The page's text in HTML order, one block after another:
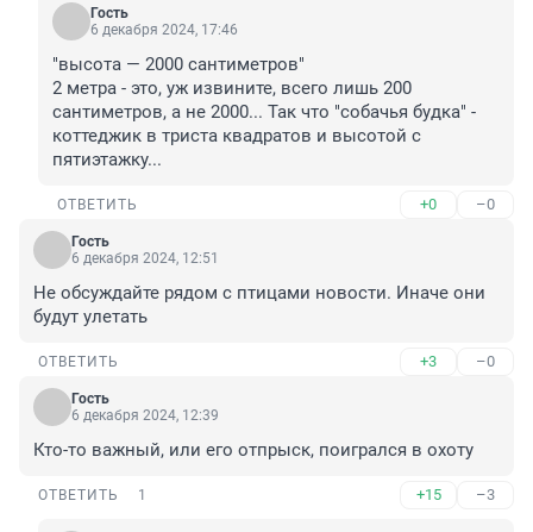
Гость
6 декабря 2024, 17:46
"высота — 2000 сантиметров"
2 метра - это, уж извините, всего лишь 200
сантиметров, а не 2000... Так что "собачья будка" -
коттеджик в триста квадратов и высотой с
пятиэтажку...
ОТВЕТИТЬ +0 –0
Гость
6 декабря 2024, 12:51
Не обсуждайте рядом с птицами новости. Иначе они
будут улетать
ОТВЕТИТЬ +3 –0
Гость
6 декабря 2024, 12:39
Кто-то важный, или его отпрыск, поигрался в охоту
ОТВЕТИТЬ 1 +15 –3